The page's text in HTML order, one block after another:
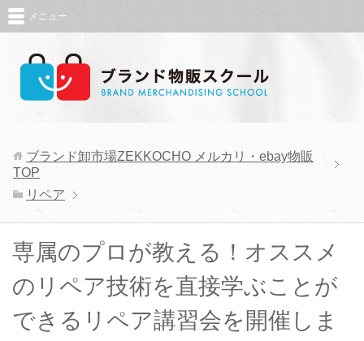
メニュー
ブランド卸市場ZEKKOCHO メルカリ・ebay物販
TOP
リペア
専属のプロが教える！オススメ
のリペア技術を直接学ぶことが
できるリペア講習会を開催しま